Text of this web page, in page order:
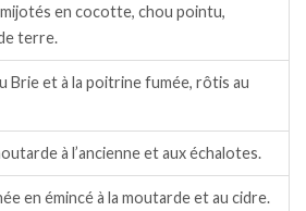
en cocotte, chou pointu,
terre.
Brie et à la poitrine fumée, rôtis au
à l’ancienne et aux échalotes.
en émincé à la moutarde et au cidre.